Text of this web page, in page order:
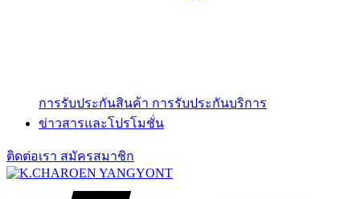
การรับประกันสินค้า การรับประกันบริการ
ข่าวสารและโปรโมชั่น
ติดต่อเรา สมัครสมาชิก